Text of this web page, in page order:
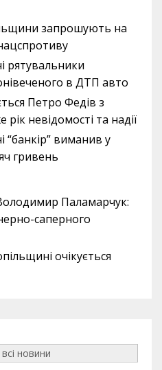
запрошують на
рятувальники
в ДТП авто
Петро Федів з
невідомості та надії
виманив у
гривень
Паламарчук:
саперного
очікується
новини